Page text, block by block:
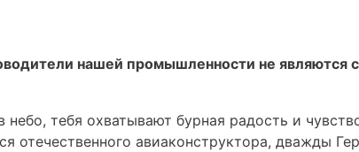
нашей промышленности не являются
тебя охватывают бурная радость и
отечественного авиаконструктора, дважды